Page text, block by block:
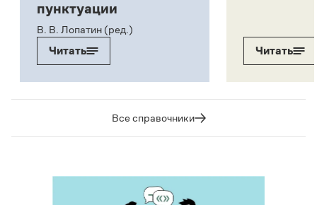
пунктуации
В. В. Лопатин (ред.)
Читать
Читать
Все справочники